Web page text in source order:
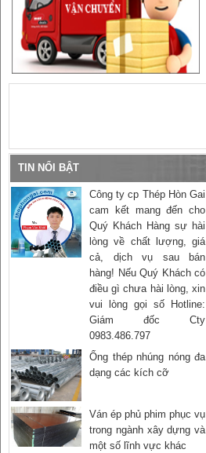
TIN NỔI BẬT
Công ty cp Thép Hòn Gai
cam kết mang đến cho
Quý Khách Hàng sự hài
lòng về chất lượng, giá
cả, dịch vụ sau bán
hàng! Nếu Quý Khách có
điều gì chưa hài lòng, xin
vui lòng gọi số Hotline:
Giám đốc Cty
0983.486.797
Ống thép nhúng nóng đa
dạng các kích cỡ
Ván ép phủ phim phục vụ
trong ngành xây dựng và
một số lĩnh vực khác